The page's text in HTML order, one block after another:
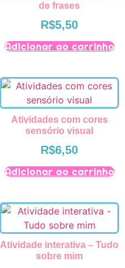
de frases
R$5,50
Adicionar ao carrinho
Atividades com cores
sensório visual
R$6,50
Adicionar ao carrinho
Atividade interativa – Tudo
sobre mim